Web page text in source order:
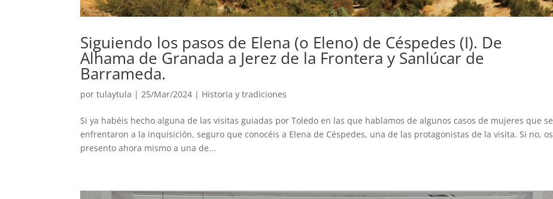
Siguiendo los pasos de Elena (o Eleno) de Céspedes (I). De
Alhama de Granada a Jerez de la Frontera y Sanlúcar de
Barrameda.
portulaytula |25/Mar/2024 | Historia y tradiciones
Si ya habéis hecho alguna de las visitas guiadas por Toledo en las que hablamos de algunos casos de mujeres que se
enfrentaron a la inquisición, seguro que conocéis a Elena de Céspedes, una de las protagonistas de la visita. Si no, os
presento ahora mismo a una de...